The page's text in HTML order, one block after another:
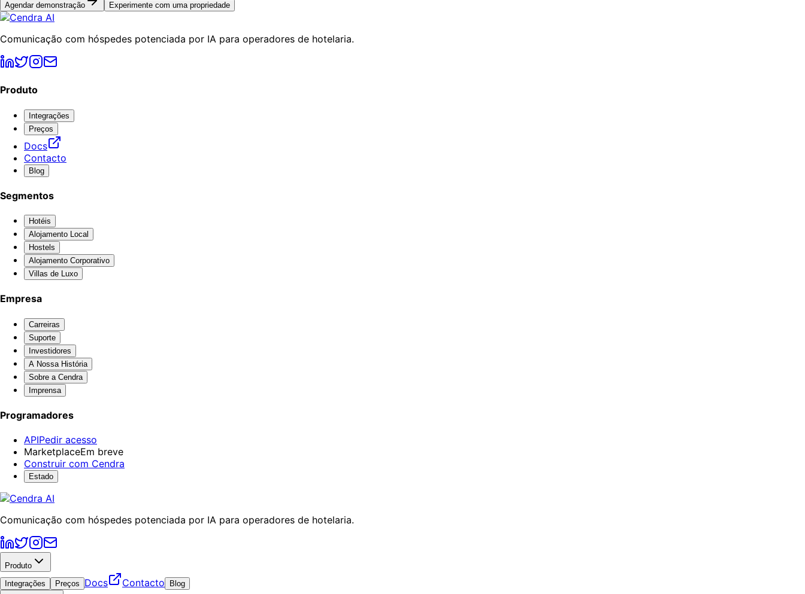
Agendar demonstração Experimente com uma propriedade
Comunicação com hóspedes potenciada por IA para operadores de hotelaria.
Produto
Integrações
Preços
Docs
Contacto
Blog
Segmentos
Hotéis
Alojamento Local
Hostels
Alojamento Corporativo
Villas de Luxo
Empresa
Carreiras
Suporte
Investidores
A Nossa História
Sobre a Cendra
Imprensa
Programadores
APIPedir acesso
MarketplaceEm breve
Construir com Cendra
Estado
Comunicação com hóspedes potenciada por IA para operadores de hotelaria.
Produto
Integrações
Preços Docs Contacto Blog